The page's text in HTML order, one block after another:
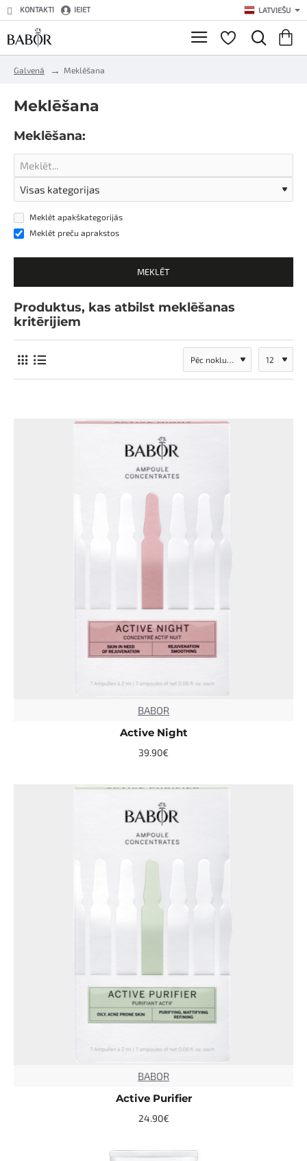
KONTAKTI IEIET LATVIEŠU
Galvenā
e
Meklēšana
Meklēšana
Meklēšana:
Meklēt apakškategorijās
Meklēt preču aprakstos
MEKLĒT
Produktus, kas atbilst meklēšanas
kritērijiem
BABOR
Active Night
39.90€
BABOR
Active Purifier
24.90€